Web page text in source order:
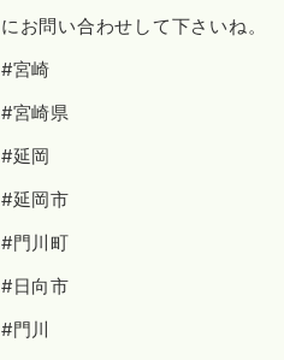
にお問い合わせして下さいね。
#宮崎
#宮崎県
#延岡
#延岡市
#門川町
#日向市
#門川